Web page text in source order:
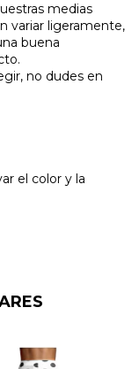
medias
variar ligeramente,
buena
no dudes en
el color y la